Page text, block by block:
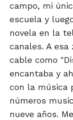
campo, mi
escuela y
novela en la
canales. A
cable como
encantaba y
con la música
números
nueve años.